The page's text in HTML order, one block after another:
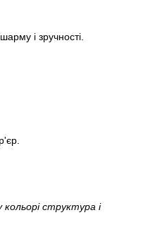
і зручності.
структура і